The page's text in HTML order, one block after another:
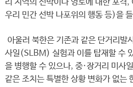
리 지역의 선박이나 영토에 대한 포격,
우리 민간 선박 나포위의 행동 등)을
아울러 북한은 기존과 같은 단거리발
사일(SLBM) 실험과 이를 탑재할 수
을 병행할 수 있으나, 중·장거리 미사
같은 조치는 특별한 상황 변화가 없는